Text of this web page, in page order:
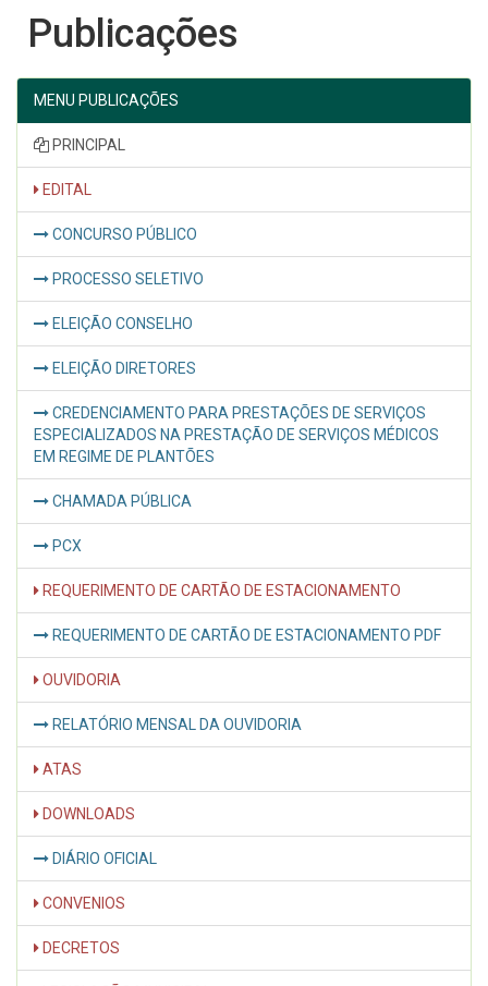
Publicações
MENU PUBLICAÇÕES
PRINCIPAL
EDITAL
CONCURSO PÚBLICO
PROCESSO SELETIVO
ELEIÇÃO CONSELHO
ELEIÇÃO DIRETORES
CREDENCIAMENTO PARA PRESTAÇÕES DE SERVIÇOS
ESPECIALIZADOS NA PRESTAÇÃO DE SERVIÇOS MÉDICOS
EM REGIME DE PLANTÕES
CHAMADA PÚBLICA
PCX
REQUERIMENTO DE CARTÃO DE ESTACIONAMENTO
REQUERIMENTO DE CARTÃO DE ESTACIONAMENTO PDF
OUVIDORIA
RELATÓRIO MENSAL DA OUVIDORIA
ATAS
DOWNLOADS
DIÁRIO OFICIAL
CONVENIOS
DECRETOS